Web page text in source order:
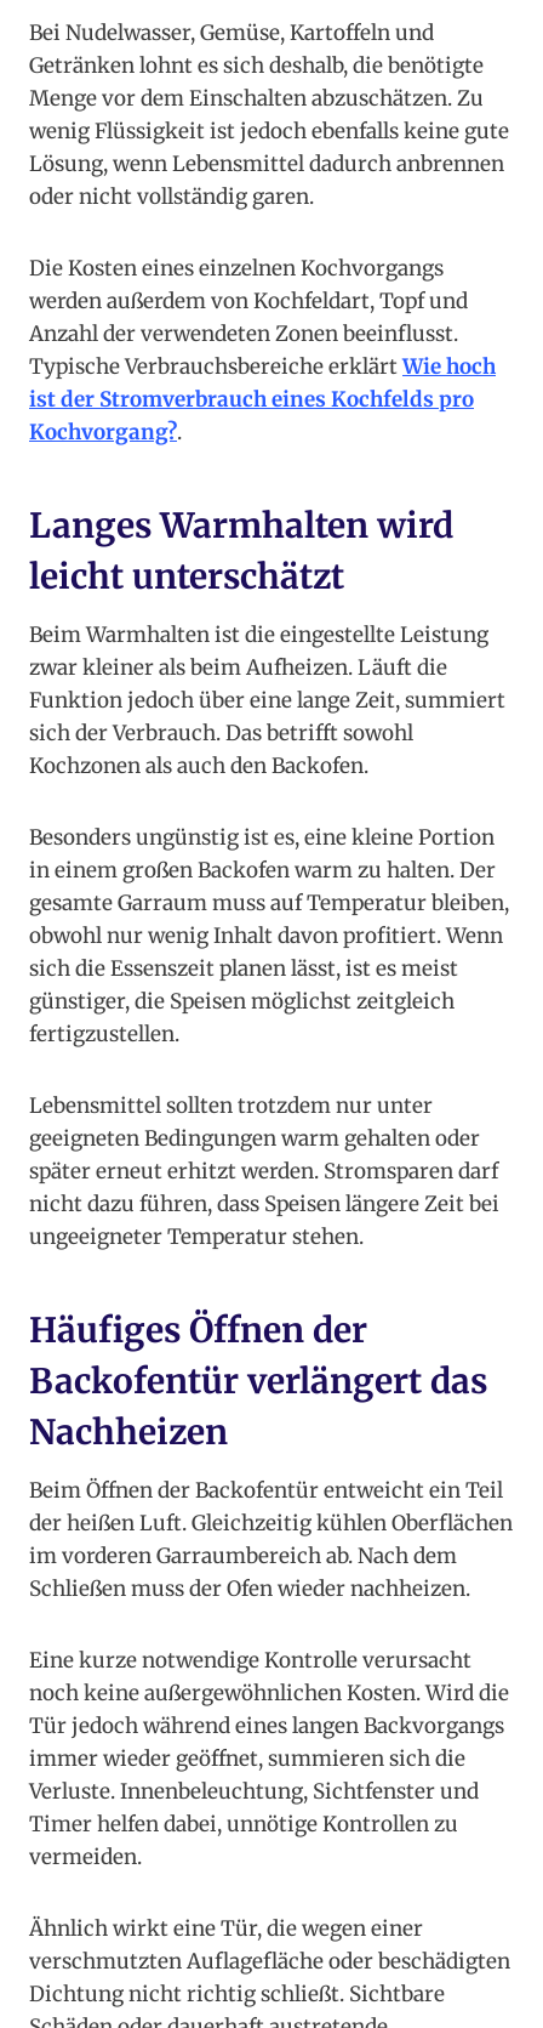
Bei Nudelwasser, Gemüse, Kartoffeln und
Getränken lohnt es sich deshalb, die benötigte
Menge vor dem Einschalten abzuschätzen. Zu
wenig Flüssigkeit ist jedoch ebenfalls keine gute
Lösung, wenn Lebensmittel dadurch anbrennen
oder nicht vollständig garen.
Die Kosten eines einzelnen Kochvorgangs
werden außerdem von Kochfeldart, Topf und
Anzahl der verwendeten Zonen beeinflusst.
Typische Verbrauchsbereiche erklärtWie hoch
ist der Stromverbrauch eines Kochfelds pro
Kochvorgang?.
Langes Warmhalten wird
leicht unterschätzt
Beim Warmhalten ist die eingestellte Leistung
zwar kleiner als beim Aufheizen. Läuft die
Funktion jedoch über eine lange Zeit, summiert
sich der Verbrauch. Das betrifft sowohl
Kochzonen als auch den Backofen.
Besonders ungünstig ist es, eine kleine Portion
in einem großen Backofen warm zu halten. Der
gesamte Garraum muss auf Temperatur bleiben,
obwohl nur wenig Inhalt davon profitiert. Wenn
sich die Essenszeit planen lässt, ist es meist
günstiger, die Speisen möglichst zeitgleich
fertigzustellen.
Lebensmittel sollten trotzdem nur unter
geeigneten Bedingungen warm gehalten oder
später erneut erhitzt werden. Stromsparen darf
nicht dazu führen, dass Speisen längere Zeit bei
ungeeigneter Temperatur stehen.
Häufiges Öffnen der
Backofentür verlängert das
Nachheizen
Beim Öffnen der Backofentür entweicht ein Teil
der heißen Luft. Gleichzeitig kühlen Oberflächen
im vorderen Garraumbereich ab. Nach dem
Schließen muss der Ofen wieder nachheizen.
Eine kurze notwendige Kontrolle verursacht
noch keine außergewöhnlichen Kosten. Wird die
Tür jedoch während eines langen Backvorgangs
immer wieder geöffnet, summieren sich die
Verluste. Innenbeleuchtung, Sichtfenster und
Timer helfen dabei, unnötige Kontrollen zu
vermeiden.
Ähnlich wirkt eine Tür, die wegen einer
verschmutzten Auflagefläche oder beschädigten
Dichtung nicht richtig schließt. Sichtbare